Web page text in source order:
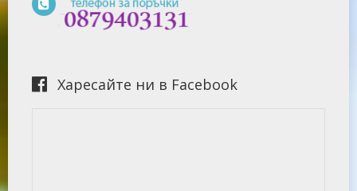
Харесайте ни в Facebook